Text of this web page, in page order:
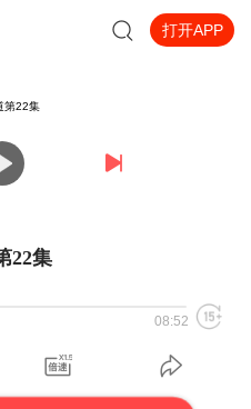
打开APP
22集
08:52